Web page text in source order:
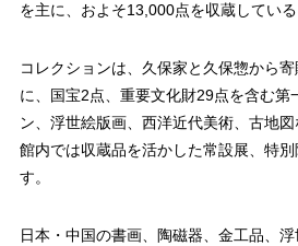
を主に、およそ13,000点を収蔵している
コレクションは、久保家と久保惣から
に、国宝2点、重要文化財29点を含む第
ン、浮世絵版画、西洋近代美術、古地図
館内では収蔵品を活かした常設展、特
す。
日本・中国の書画、陶磁器、金工品、